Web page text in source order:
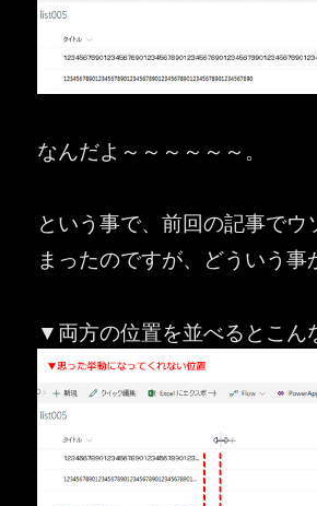
なんだよ～～～～～～。
という事で、前回の記事でウ
まったのですが、どういう
▼両方の位置を並べるとこん